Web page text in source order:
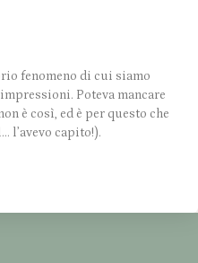
fenomeno di cui siamo
Poteva mancare
è così, ed è per questo che
l’avevo capito!).